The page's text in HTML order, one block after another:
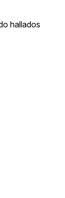
hallados